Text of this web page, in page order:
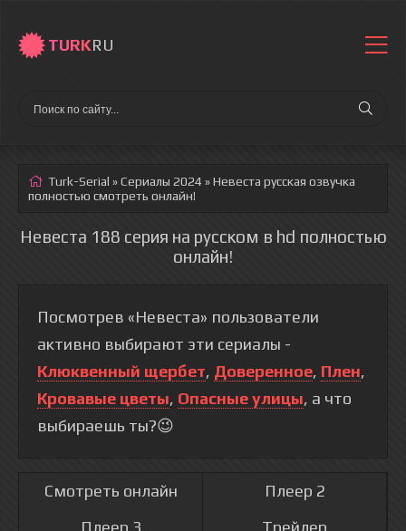
TURKRU
Turk-Serial »Сериалы 2024 » Невеста русская озвучка
полностью смотреть онлайн!
Невеста 188 серия на русском в hd полностью
онлайн!
Посмотрев «Невеста» пользователи
активно выбирают эти сериалы -
Клюквенный щербет, Доверенное, Плен,
Кровавые цветы, Опасные улицы, а что
выбираешь ты?😉
Смотреть онлайн
Плеер 2
Плеер 3
Трейлер